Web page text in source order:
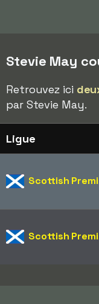
Stevie May
Retrouvez ici
par Stevie May.
Ligue
Scottish Premiership
Scottish Premiership